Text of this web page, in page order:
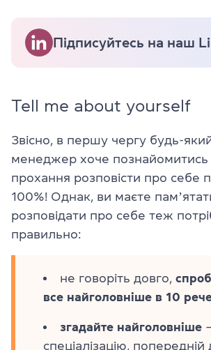
Підписуйтесь на наш
Tell me about yourself
Звісно, в першу чергу будь-
менеджер хоче познайомитись
прохання розповісти про себе
100%! Однак, ви маєте
розповідати про себе теж
правильно:
не говоріть довго,
все найголовніше в 10
згадайте найголовніше
спеціалізацію, попередній